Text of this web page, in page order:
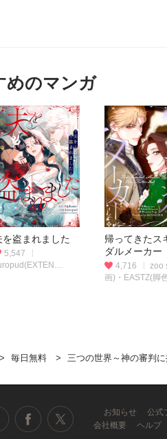
めのマンガ
を盗まれました
5,547
帰ってきたス
ダルメーカー
4,716
zoo
画)・EASTZ(脚
毎日無料 三つの世界～神の審判に
お知らせ 公式
会社概要
ヘルプ